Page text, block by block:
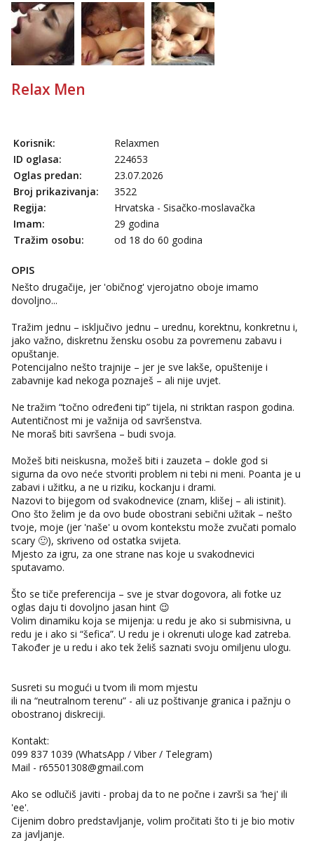
Tel:064/677-677- Kod: #123
tel:0,93€ - mob:1,12€ min
Anđela
Čekam tvoj poziv!
tel:0,93€ - mob:1,12€ min
Lucija
Razgovaram :)
064/677-677- Kod: #136
tel:0,93€ - mob:1,12€ min
Razgovaram :)
tel:0,93€ - mob:1,12€ min
Obavijesti me kada se oslobodi
Snježana
Čekam tvoj poziv!
tel:0,93€ - mob:1,12€ min
Monika
Tel: 064/677-677- Kod: #133
tel:0,93€ - mob:1,12€ min
Alisa
Čekam tvoj poziv!
Tel:064/677-677- Kod: #106
tel:0,93€ - mob:1,12€ min
Čekam tvoj poziv!
Tel:064/677-677- Kod: #74
tel:0,93€ - mob:1,12€ min
Tel:064/677-677 - Kod: #135
tel:0,93€ - mob:1,12€ min
Tel:064/677-677- Kod: #87
Čekam tvoj poziv!
Relax Men
Korisnik:
Relaxmen
ID oglasa:
224653
Oglas predan:
23.07.2026
Broj prikazivanja:
3522
Regija:
Hrvatska - Sisačko-moslavačka
Imam:
29 godina
Tražim osobu:
od 18 do 60 godina
OPIS
Nešto drugačije, jer 'običnog' vjerojatno oboje imamo
dovoljno...
Tražim jednu – isključivo jednu – urednu, korektnu, konkretnu i,
jako važno, diskretnu žensku osobu za povremenu zabavu i
opuštanje.
Potencijalno nešto trajnije – jer je sve lakše, opuštenije i
zabavnije kad nekoga poznaješ – ali nije uvjet.
Ne tražim “točno određeni tip” tijela, ni striktan raspon godina.
Autentičnost mi je važnija od savršenstva.
Ne moraš biti savršena – budi svoja.
Možeš biti neiskusna, možeš biti i zauzeta – dokle god si
sigurna da ovo neće stvoriti problem ni tebi ni meni. Poanta je u
zabavi i užitku, a ne u riziku, kockanju i drami.
Nazovi to bijegom od svakodnevice (znam, klišej – ali istinit).
Ono što želim je da ovo bude obostrani sebični užitak – nešto
tvoje, moje (jer 'naše' u ovom kontekstu može zvučati pomalo
scary 🙂), skriveno od ostatka svijeta.
Mjesto za igru, za one strane nas koje u svakodnevici
sputavamo.
Što se tiče preferencija – sve je stvar dogovora, ali fotke uz
oglas daju ti dovoljno jasan hint 😉
Volim dinamiku koja se mijenja: u redu je ako si submisivna, u
redu je i ako si “šefica”. U redu je i okrenuti uloge kad zatreba.
Također je u redu i ako tek želiš saznati svoju omiljenu ulogu.
Susreti su mogući u tvom ili mom mjestu
ili na “neutralnom terenu” - ali uz poštivanje granica i pažnju o
obostranoj diskreciji.
Kontakt:
099 837 1039 (WhatsApp / Viber / Telegram)
Mail - r65501308@gmail.com
Ako se odlučiš javiti - probaj da to ne počne i završi sa 'hej' ili
'ee'.
Cijenim dobro predstavljanje, volim pročitati što ti je bio motiv
za javljanje.